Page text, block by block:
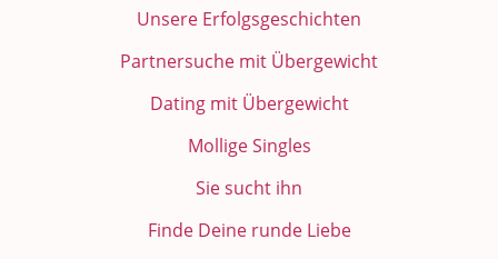
Unsere Erfolgsgeschichten
Partnersuche mit Übergewicht
Dating mit Übergewicht
Mollige Singles
Sie sucht ihn
Finde Deine runde Liebe